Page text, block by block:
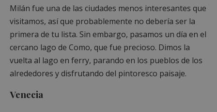
Milán fue una de las ciudades menos interesantes que
visitamos, así que probablemente no debería ser la
primera de tu lista. Sin embargo, pasamos un día en el
cercano lago de Como, que fue precioso. Dimos la
vuelta al lago en ferry, parando en los pueblos de los
alrededores y disfrutando del pintoresco paisaje.
Venecia